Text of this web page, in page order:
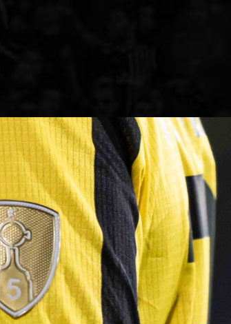
3ERA
FORMATIVAS
PARTIDOS
CONTENIDOS
COLUMNAS
ELECCIONES